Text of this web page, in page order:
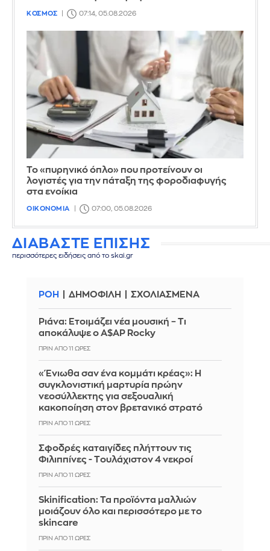
ΚΟΣΜΟΣ 07:14, 05.08.2026
Το «πυρηνικό όπλο» που προτείνουν οι
λογιστές για την πάταξη της φοροδιαφυγής
στα ενοίκια
ΟΙΚΟΝΟΜΙΑ 07:00, 05.08.2026
ΔΙΑΒΑΣΤΕ ΕΠΙΣΗΣ
περισσότερες ειδήσεις από το skai.gr
ΡΟΗ ΔΗΜΟΦΙΛΗ ΣΧΟΛΙΑΣΜΕΝΑ
Ριάνα: Ετοιμάζει νέα μουσική – Τι
αποκάλυψε ο A$AP Rocky
ΠΡΙΝ ΑΠΌ 11 ΏΡΕΣ
«Ένιωθα σαν ένα κομμάτι κρέας»: Η
συγκλονιστική μαρτυρία πρώην
νεοσύλλεκτης για σεξουαλική
κακοποίηση στον βρετανικό στρατό
ΠΡΙΝ ΑΠΌ 11 ΏΡΕΣ
Σφοδρές καταιγίδες πλήττουν τις
Φιλιππίνες - Tουλάχιστον 4 νεκροί
ΠΡΙΝ ΑΠΌ 11 ΏΡΕΣ
Skinification: Τα προϊόντα μαλλιών
μοιάζουν όλο και περισσότερο με το
skincare
ΠΡΙΝ ΑΠΌ 11 ΏΡΕΣ